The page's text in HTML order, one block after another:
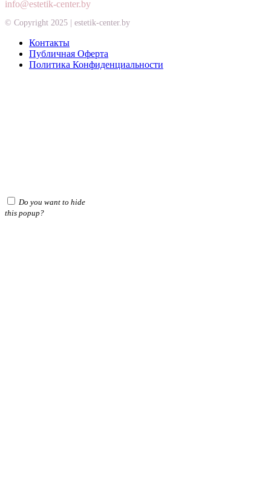
info@estetik-center.by
© Copyright 2025 | estetik-center.by
Контакты
Публичная Оферта
Политика Конфиденциальности
Do you want to hide
this popup?